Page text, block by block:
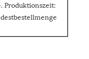
Produktionszeit: